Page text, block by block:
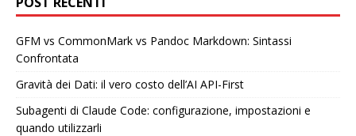
GFM vs CommonMark vs Pandoc Markdown: Sintassi
Confrontata
Gravità dei Dati: il vero costo dell’AI API-First
Subagenti di Claude Code: configurazione, impostazioni e
quando utilizzarli